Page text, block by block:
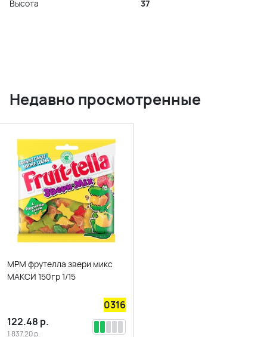
Высота
37
Недавно просмотренные
МРМ фрутелла звери микс
МАКСИ 150гр 1/15
0316
122.48 р.
1 837.20р.